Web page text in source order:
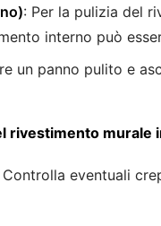
: Per la pulizia del
interno può
un panno pulito e
rivestimento murale
Controlla eventuali